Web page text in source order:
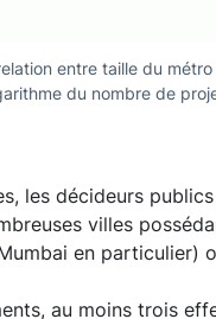
entre taille du
du nombre de
les décideurs
villes
en particulier)
au moins trois